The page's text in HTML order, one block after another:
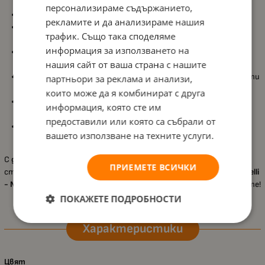
Външни размери:81х50х86 см
Чекмеджета:4 големи чекмеджета за удобство при
съхранение
Материал:18 мм ламинирано ПДЧ (melamine chipboard) с
високо качество
Съответствие:Отговаря на всички европейски стандарти
Лесен монтаж:
Висококачествена сглобка и подробна
инструкция за стъпка по стъпка
Функционалност:Идеално решение за детската стая, не
заема много място
С детския скрин Lorelli - New
, вие осигурявате практично и
стилно решение за съхранение в детската стая. Изберете
Lorelli
- New
и добавете уют и ред в пространството на вашето дете!
Характеристики
Цвят
персонализираме съдържанието,
рекламите и да анализираме нашия
трафик. Също така споделяме
информация за използването на
нашия сайт от ваша страна с нашите
партньори за реклама и анализи,
които може да я комбинират с друга
информация, която сте им
предоставили или която са събрали от
вашето използване на техните услуги.
ПРИЕМЕТЕ ВСИЧКИ
ПОКАЖЕТЕ ПОДРОБНОСТИ